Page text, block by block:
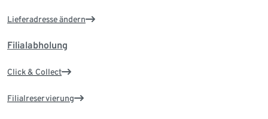
Lieferadresse ändern
Filialabholung
Click & Collect
Filialreservierung